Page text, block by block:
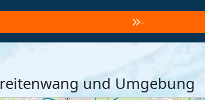
-
und Umgebung